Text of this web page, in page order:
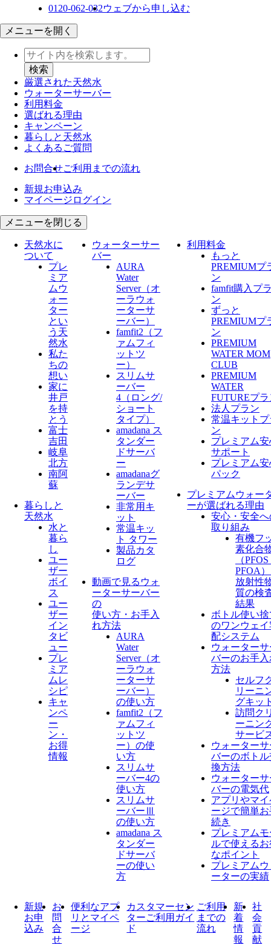
0120-062-032ウェブから申し込む
メニューを開く
厳選された天然水
ウォーターサーバー
利用料金
選ばれる理由
キャンペーン
暮らしと天然水
よくあるご質問
お問合せご利用までの流れ
新規お申込み
マイページログイン
メニューを閉じる
天然水に
ついて
プレ
ミア
ムウ
ォー
ター
とい
う天
然水
私た
ちの
想い
家に
井戸
を持
とう
富士
吉田
岐阜
北方
南阿
蘇
暮らしと
天然水
水と
暮ら
し
ユー
ザー
ボイ
ス
ユー
ザー
イン
タビ
ュー
プレ
ミア
ムレ
シピ
キャ
ンペ
ー
ン・
お得
情報
ウォーターサー
バー
AURA
Water
Server​（オ
ーラウォ
ーターサ
ーバー）
famfit2（フ
ァムフィ
ットツ
ー）
スリムサ
ーバー
4（ロング/
ショート
タイプ）
amadana ス
タンダー
ドサーバ
ー
amadanaグ
ランデサ
ーバー
非常用キ
ット
常温キッ
ト タワー
製品カタ
ログ
動画で見るウォ
ーターサーバー
の
使い方・お手入
れ方法
AURA
Water
Server​（オ
ーラウォ
ーターサ
ーバー）
の使い方
famfit2（フ
ァムフィ
ットツ
ー）の使
い方
スリムサ
ーバー4の
使い方
スリムサ
ーバーⅢ
の使い方
amadana ス
タンダー
ドサーバ
ーの使い
方
利用料金
もっと
PREMIUMプ
ン
famfit購入プ
ン
ずっと
PREMIUMプ
ン
PREMIUM
WATER MOM
CLUB
PREMIUM
WATER
FUTUREプラ
法人プラン
常温キットプ
ン
プレミアム安
サポート
プレミアム安
パック
プレミアムウォー
ーが選ばれる理由
安心・安全へ
取り組み
有機フ
素化合
（
PFOA
放射性
質の検
結果
ボトル使い捨
のワンウェイ
配システム
ウォーター
バーのお手入
方法
セルフ
リーニ
グキッ
訪問ク
ーニン
サービ
ウォーター
バーのボトル
換方法
ウォーター
バーの電気代
アプリやマイ
ージで簡単お
続き
プレミアムモ
ルで使える
なポイント
プレミアムウ
ーターの実績
新規
お申
込み
お
問
合
せ
便利なアプ
リとマイペ
ージ
カスタマーセン
ターご利用ガイ
ド
ご利用
までの
流れ
新
着
情
報
社
会
貢
献